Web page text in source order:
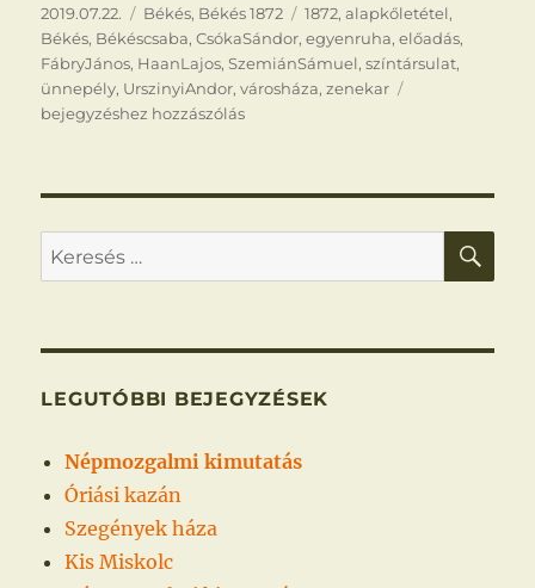
Közzétéve
2019.07.22. Kategória
Békés, Békés 1872 Címke
1872,alapkőletétel,
Békés, Békéscsaba,CsókaSándor,egyenruha,előadás,
FábryJános, HaanLajos,SzemiánSámuel,színtársulat,
ünnepély, UrszinyiAndor,városháza,zenekar
bejegyzéshez hozzászólás
Keresés
a
kifejezésre:
LEGUTÓBBI BEJEGYZÉSEK
Népmozgalmi kimutatás
Óriási kazán
Szegények háza
Kis Miskolc